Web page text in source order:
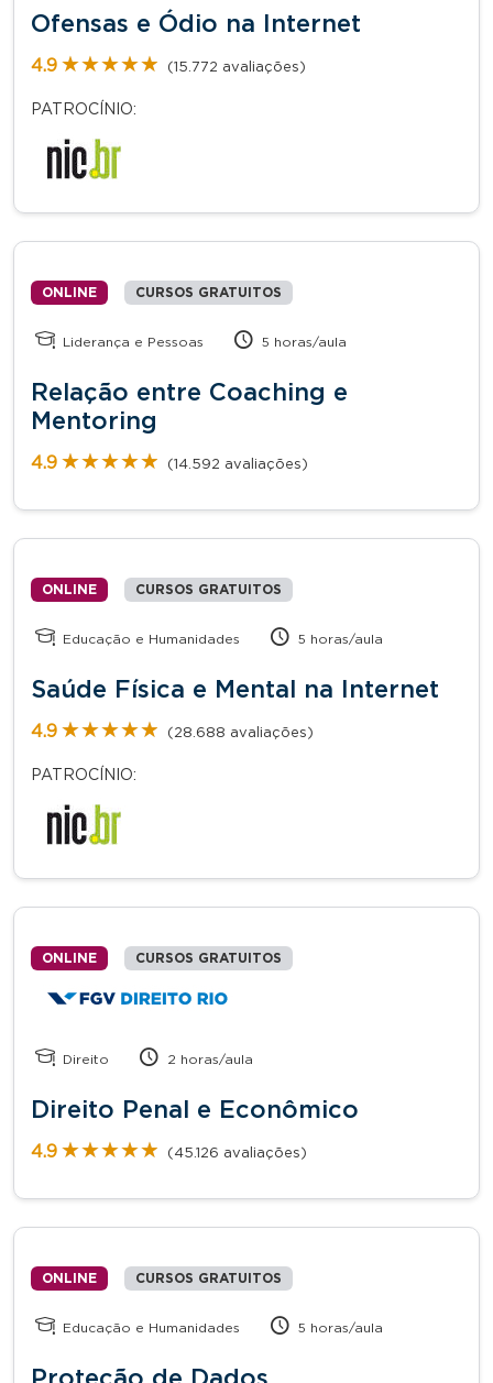
Ofensas e Ódio na Internet
4.9 ★★★★★
★★★★★ (15.772 avaliações)
PATROCÍNIO:
ONLINE CURSOS GRATUITOS
Liderança e Pessoas 5 horas/aula
Relação entre Coaching e
Mentoring
4.9 ★★★★★
★★★★★ (14.592 avaliações)
ONLINE CURSOS GRATUITOS
Educação e Humanidades 5 horas/aula
Saúde Física e Mental na Internet
4.9 ★★★★★
★★★★★ (28.688 avaliações)
PATROCÍNIO:
ONLINE CURSOS GRATUITOS
Direito 2 horas/aula
Direito Penal e Econômico
4.9 ★★★★★
★★★★★ (45.126 avaliações)
ONLINE CURSOS GRATUITOS
Educação e Humanidades 5 horas/aula